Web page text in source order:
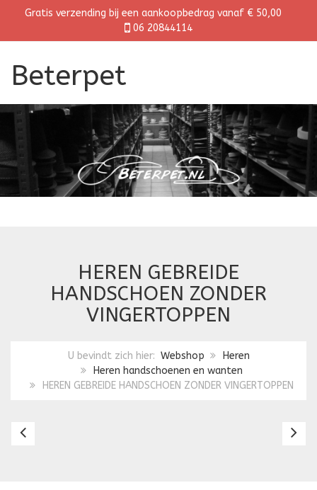
Gratis verzending bij een aankoopbedrag vanaf € 50,00
06 20844114
Beterpet
HEREN GEBREIDE
HANDSCHOEN ZONDER
VINGERTOPPEN
U bevindt zich hier: Webshop
Heren
Heren handschoenen en wanten
HEREN GEBREIDE HANDSCHOEN ZONDER VINGERTOPPEN
HEREN